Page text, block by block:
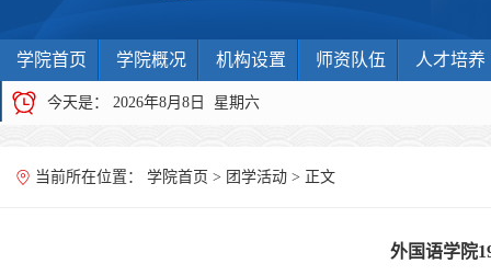
学院首页 学院概况 机构设置 师资队伍 人才培养
今天是： 2026年8月8日 星期六
当前所在位置： 学院首页 > 团学活动 > 正文
外国语学院